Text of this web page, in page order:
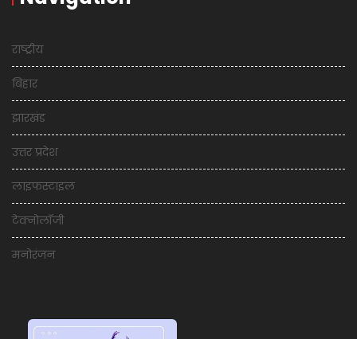
राष्ट्रीय
बिहार
झारखंड
उत्तर प्रदेश
लाइफस्टाइल
टेक्नोलॉजी
मनोरंजन